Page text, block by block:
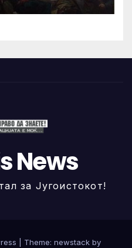
News
за Југоистокот!
Theme: newstack by